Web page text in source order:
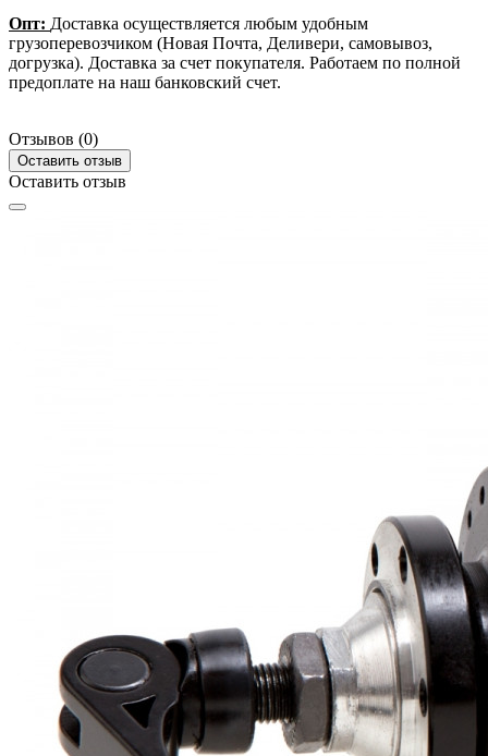
Опт: Доставка осуществляется любым удобным
грузоперевозчиком (Новая Почта, Деливери, самовывоз,
догрузка). Доставка за счет покупателя. Работаем по полной
предоплате на наш банковский счет.
Отзывов (0)
Оставить отзыв
Оставить отзыв